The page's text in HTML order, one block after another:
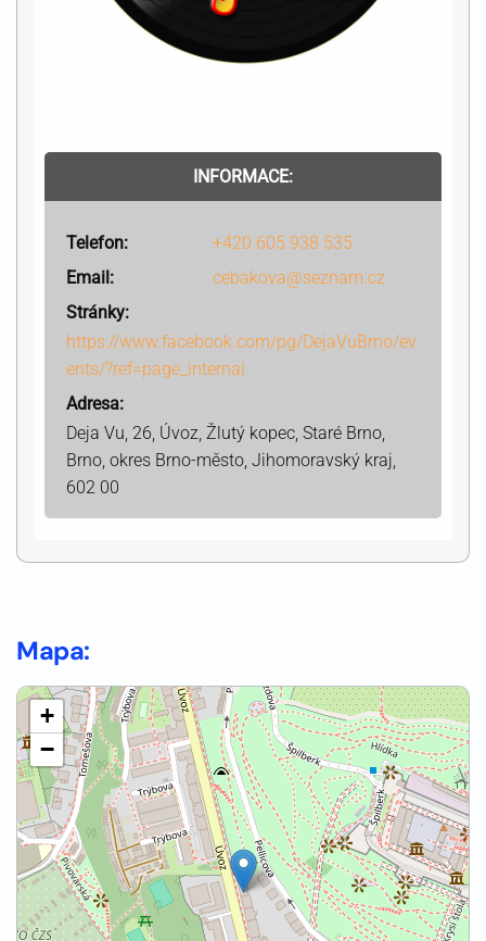
INFORMACE:
Telefon:
+420 605 938 535
Email:
cebakova@seznam.cz
Stránky:
https://www.facebook.com/pg/DejaVuBrno/ev
ents/?ref=page_internal
Adresa:
Deja Vu, 26, Úvoz, Žlutý kopec, Staré Brno,
Brno, okres Brno-město, Jihomoravský kraj,
602 00
Mapa:
+
−